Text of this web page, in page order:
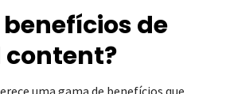
de
uma gama de benefícios que